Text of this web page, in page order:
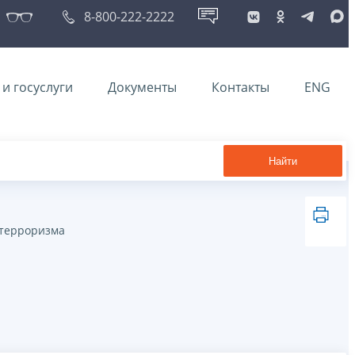
8-800-222-2222
госуслуги Документы Контакты ENG
Найти